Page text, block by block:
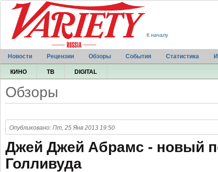
К началу
Новости Рецензии Обзоры События Статистика
КИНО ТВ DIGITAL
Обзоры
Опубликовано: Пт, 25 Янв 2013 19:50
Джей Джей Абрамс - новый
Голливуда